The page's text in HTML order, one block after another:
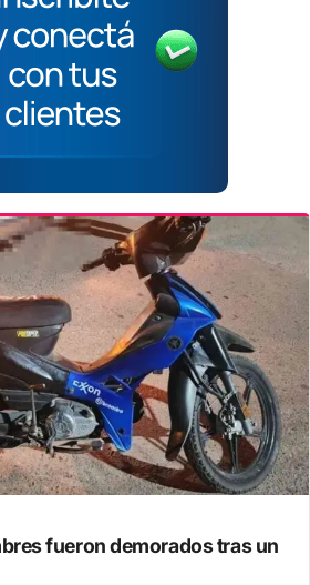
fueron demorados tras un